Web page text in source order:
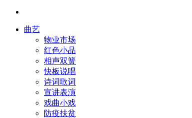
曲艺
物业市场
红色小品
相声双簧
快板说唱
诗词歌词
宣讲表演
戏曲小戏
防疫扶贫